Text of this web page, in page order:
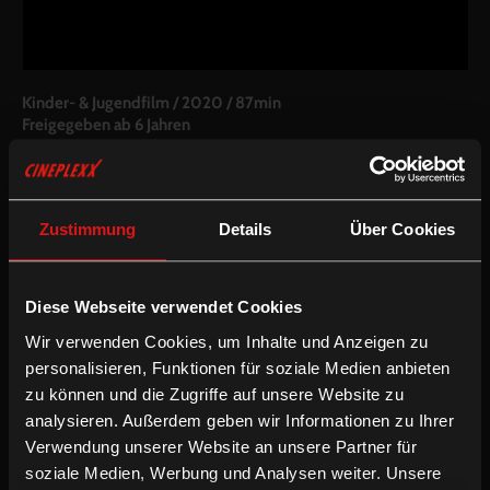
Zustimmung Details Über Cookies
Diese Webseite verwendet Cookies
Wir verwenden Cookies, um Inhalte und Anzeigen zu
personalisieren, Funktionen für soziale Medien anbieten
zu können und die Zugriffe auf unsere Website zu
analysieren. Außerdem geben wir Informationen zu Ihrer
Verwendung unserer Website an unsere Partner für
soziale Medien, Werbung und Analysen weiter. Unsere
Kinder- & Jugendfilm / 2020 / 87min
Freigegeben ab 6 Jahren
Kamera:Stefan Biebl
Schnitt:Britta Nahler
Warenski, Samuel Girardi, Valentin Schreyer, Yanis Scheurer,
Sprache & Untertitel:Deutsche OV
Drama Kinder- & Jugendfilm Komödie
Madison ist ein junges Mädchen, supersportlich, energiegeladen
und ehrgeizig. Radrennsport ist ihre Leidenschaft und sie setzt